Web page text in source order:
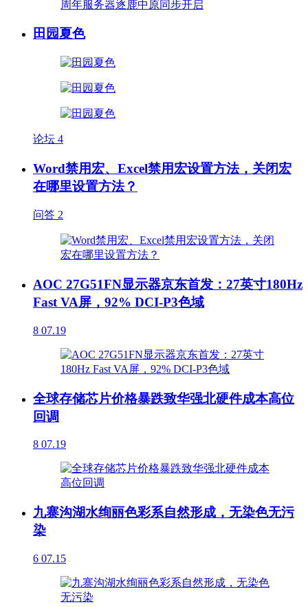
田园夏色
论坛 4
Word禁用宏、Excel禁用宏设置方法，关闭宏
在哪里设置方法？
问答 2
AOC 27G51FN显示器京东首发：27英寸180Hz
Fast VA屏，92% DCI-P3色域
8 07.19
全球存储芯片价格暴跌致华强北硬件成本高位
回调
8 07.19
九寨沟湖水绚丽色彩系自然形成，无染色无污
染
6 07.15